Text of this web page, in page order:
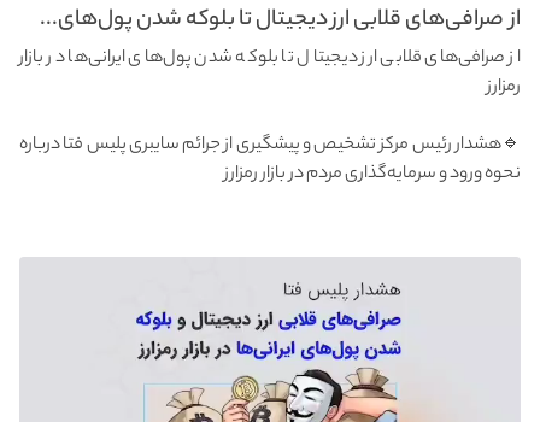
از صرافی‌های قلابی ارز دیجیتال تا بلوکه شدن پول‌های...
از صرافی‌های قلابی ارز دیجیتال تا بلوکه شدن پول‌های ایرانی‌ها در بازار
رمزارز
🔹هشدار رئیس مرکز تشخیص و پیشگیری از جرائم سایبری پلیس فتا درباره
نحوه ورود و سرمایه‌گذاری مردم در بازار رمزارز